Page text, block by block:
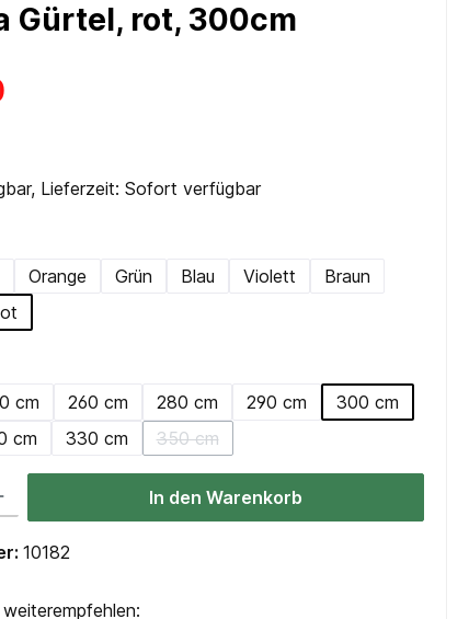
Gürtel, rot, 300cm
Lieferzeit: Sofort verfügbar
Orange Grün Blau Violett
Braun
cm 260 cm 280 cm 290 cm
300 cm
ist zurzeit nicht verfügbar.)
cm 330 cm 350 cm
(Diese Option ist zurzeit nicht
In den Warenkorb
10182